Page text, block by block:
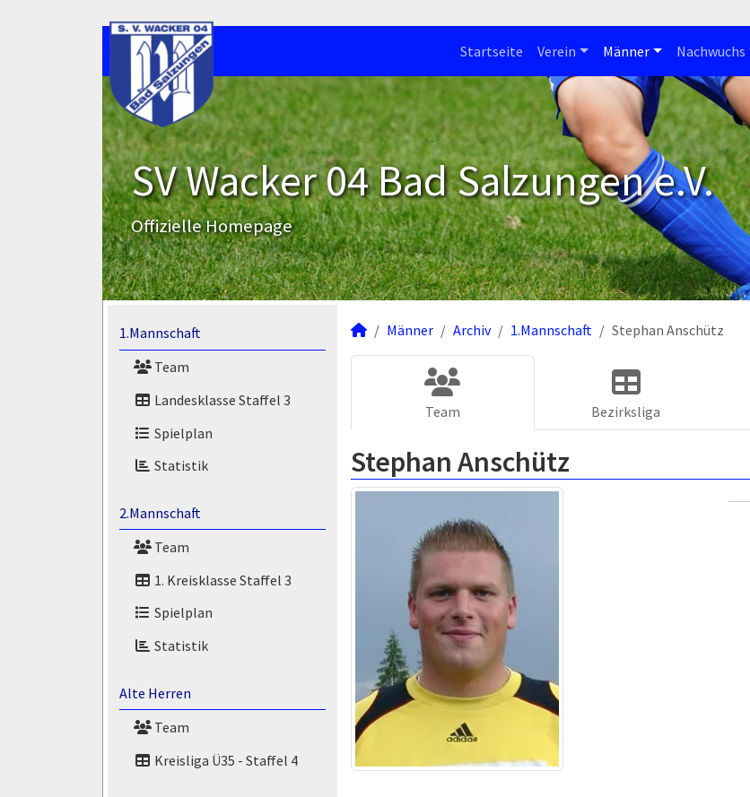
Startseite Verein Männer Nachwuchs
SV Wacker 04 Bad Salzungen e.V.
Offizielle Homepage
1.Mannschaft
Team
Landesklasse Staffel 3
Spielplan
Statistik
2.Mannschaft
Team
1. Kreisklasse Staffel 3
Spielplan
Statistik
Alte Herren
Team
Kreisliga Ü35 - Staffel 4
Männer Archiv 1.Mannschaft Stephan Anschütz
Team Bezirksliga
Stephan Anschütz